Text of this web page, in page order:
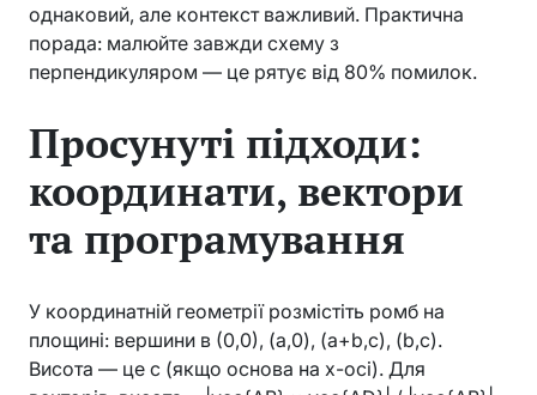
однаковий, але контекст важливий. Практична
порада: малюйте завжди схему з
перпендикуляром — це рятує від 80% помилок.
Просунуті підходи:
координати, вектори
та програмування
У координатній геометрії розмістіть ромб на
площині: вершини в (0,0), (a,0), (a+b,c), (b,c).
Висота — це c (якщо основа на x-осі). Для